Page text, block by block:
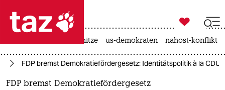
 taz zahl ich
taz zahl ich

taz zahl ich
hitze us-demokraten nahost-konflikt
FDP bremst Demokratiefördergesetz: Identitätspolitik à la CDU
FDP bremst Demokratiefördergesetz